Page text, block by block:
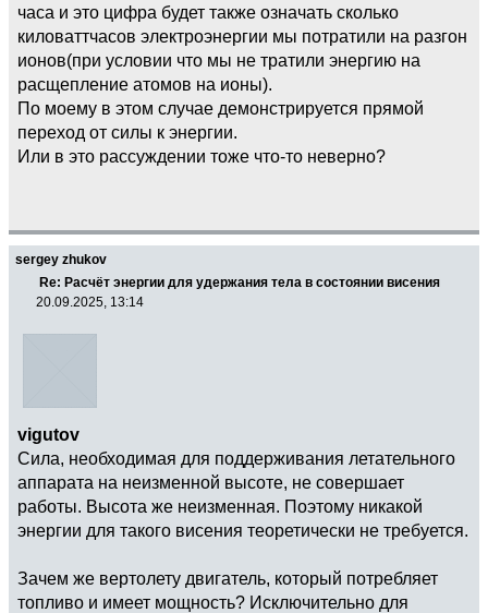
часа и это цифра будет также означать сколько
киловаттчасов электроэнергии мы потратили на разгон
ионов(при условии что мы не тратили энергию на
расщепление атомов на ионы).
По моему в этом случае демонстрируется прямой
переход от силы к энергии.
Или в это рассуждении тоже что-то неверно?
sergey zhukov
Re: Расчёт энергии для удержания тела в состоянии висения
20.09.2025, 13:14
vigutov
Сила, необходимая для поддерживания летательного
аппарата на неизменной высоте, не совершает
работы. Высота же неизменная. Поэтому никакой
энергии для такого висения теоретически не требуется.
Зачем же вертолету двигатель, который потребляет
топливо и имеет мощность? Исключительно для